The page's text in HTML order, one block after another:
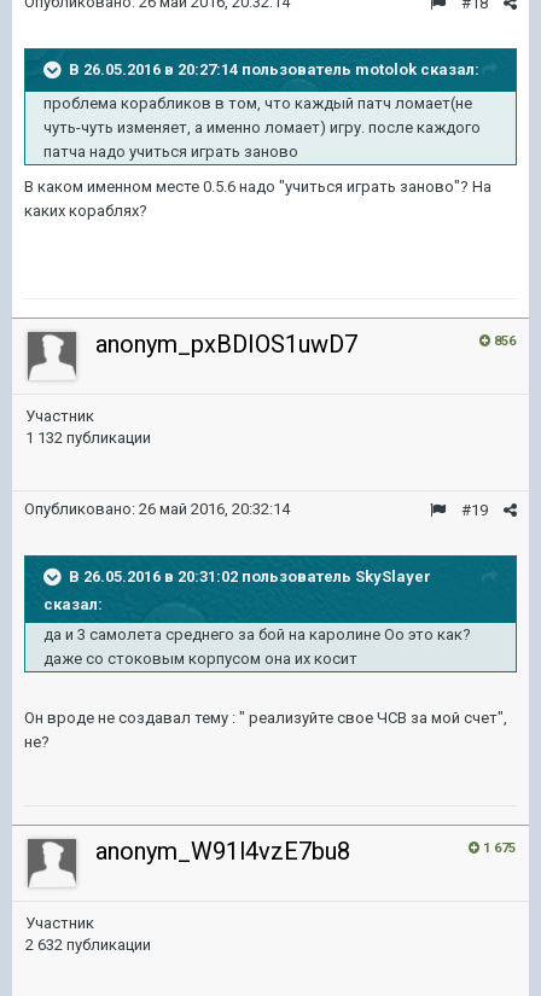
В 26.05.2016 в 20:27:14 пользователь motolok сказал:
проблема корабликов в том, что каждый патч ломает(не
чуть-чуть изменяет, а именно ломает) игру. после каждого
патча надо учиться играть заново
В каком именном месте 0.5.6 надо "учиться играть заново"? На
каких кораблях?
856
anonym_pxBDIOS1uwD7
Участник
1 132 публикации
#19
Опубликовано: 26 май 2016, 20:32:14
В 26.05.2016 в 20:31:02 пользователь SkySlayer
сказал:
да и 3 самолета среднего за бой на каролине Оо это как?
даже со стоковым корпусом она их косит
Он вроде не создавал тему : " реализуйте свое ЧСВ за мой счет",
не?
1 675
anonym_W91l4vzE7bu8
Участник
2 632 публикации